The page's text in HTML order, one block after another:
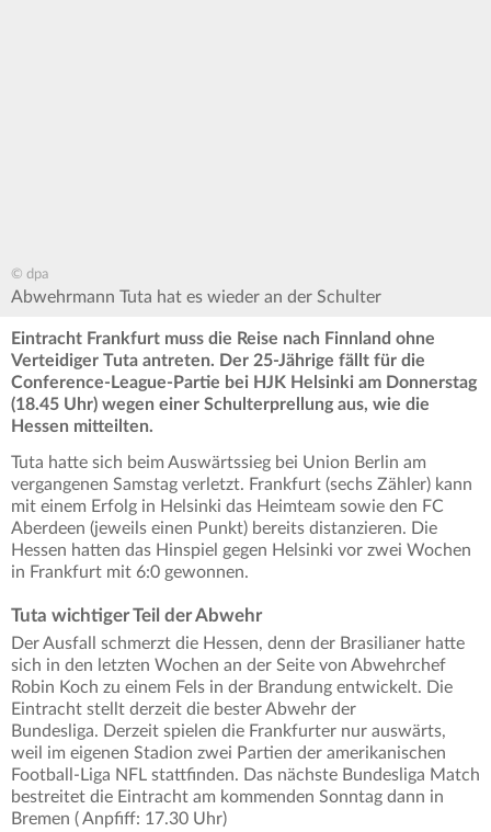
© dpa
Abwehrmann Tuta hat es wieder an der Schulter
Eintracht Frankfurt muss die Reise nach Finnland ohne
Verteidiger Tuta antreten. Der 25-Jährige fällt für die
Conference-League-Partie bei HJK Helsinki am Donnerstag
(18.45 Uhr) wegen einer Schulterprellung aus, wie die
Hessen mitteilten.
Tuta hatte sich beim Auswärtssieg bei Union Berlin am
vergangenen Samstag verletzt. Frankfurt (sechs Zähler) kann
mit einem Erfolg in Helsinki das Heimteam sowie den FC
Aberdeen (jeweils einen Punkt) bereits distanzieren. Die
Hessen hatten das Hinspiel gegen Helsinki vor zwei Wochen
in Frankfurt mit 6:0 gewonnen.
Tuta wichtiger Teil der Abwehr
Der Ausfall schmerzt die Hessen, denn der Brasilianer hatte
sich in den letzten Wochen an der Seite von Abwehrchef
Robin Koch zu einem Fels in der Brandung entwickelt. Die
Eintracht stellt derzeit die bester Abwehr der
Bundesliga. Derzeit spielen die Frankfurter nur auswärts,
weil im eigenen Stadion zwei Partien der amerikanischen
Football-Liga NFL stattfinden. Das nächste Bundesliga Match
bestreitet die Eintracht am kommenden Sonntag dann in
Bremen ( Anpfiff: 17.30 Uhr)